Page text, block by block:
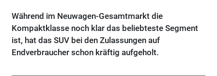
Während im Neuwagen-Gesamtmarkt die
Kompaktklasse noch klar das beliebteste Segment
ist, hat das SUV bei den Zulassungen auf
Endverbraucher schon kräftig aufgeholt.